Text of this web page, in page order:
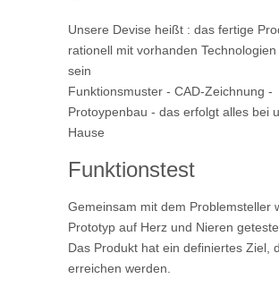
Unsere Devise heißt : das fertige
rationell mit vorhanden
sein
Funktionsmuster - CAD-Zeichnung -
Protoypenbau - das erfolgt alles bei
Hause
Funktionstest
Gemeinsam mit dem Problemsteller
Prototyp auf Herz und Nieren
Das Produkt hat ein definiertes Ziel,
erreichen werden.